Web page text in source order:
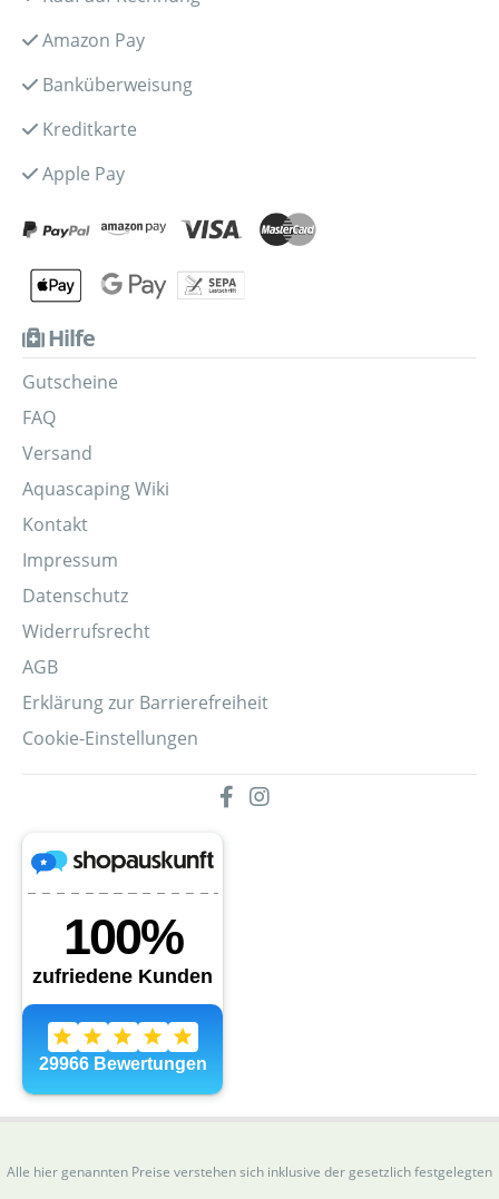
Amazon Pay
Banküberweisung
Kreditkarte
Apple Pay
Hilfe
Gutscheine
FAQ
Versand
Aquascaping Wiki
Kontakt
Impressum
Datenschutz
Widerrufsrecht
AGB
Erklärung zur Barrierefreiheit
Cookie-Einstellungen
Alle hier genannten Preise verstehen sich inklusive der gesetzlich festgelegten